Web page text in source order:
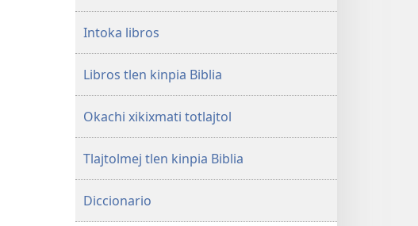
Intoka libros
Libros tlen kinpia Biblia
Okachi xikixmati totlajtol
Tlajtolmej tlen kinpia Biblia
Diccionario